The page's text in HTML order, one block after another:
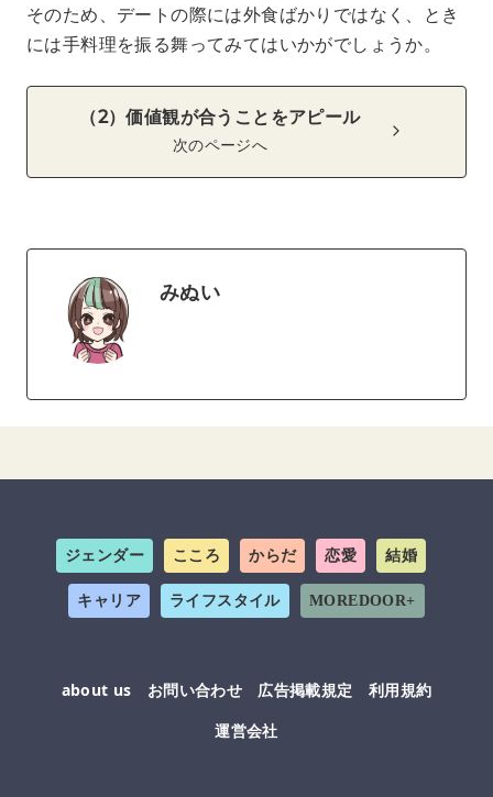
そのため、デートの際には外食ばかりではなく、とき
には手料理を振る舞ってみてはいかがでしょうか。
（2）価値観が合うことをアピール
次のページへ
みぬい
ジェンダー こころ からだ 恋愛 結婚
キャリア ライフスタイル MOREDOOR+
about us お問い合わせ 広告掲載規定
利用規約
運営会社